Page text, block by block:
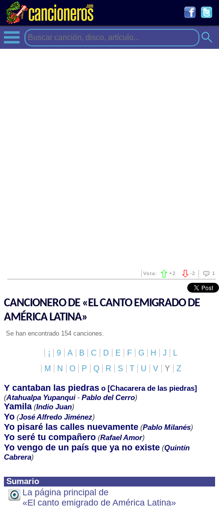
1
-2
Vota: +2
CANCIONERO DE «EL CANTO EMIGRADO DE
AMÉRICA LATINA»
Se han encontrado 154 canciones.
¡ 9 A B C D E F G H J
L
M
N O P Q R S T U V Y Z
Sumario
La página principal de
«El canto emigrado de América Latina»
Y cantaban las piedras o [Chacarera de las piedras]
(Atahualpa Yupanqui- Pablo del Cerro)
Yamila (Indio Juan)
Yo (José Alfredo Jiménez)
Yo pisaré las calles nuevamente (Pablo Milanés)
Yo seré tu compañero (Rafael Amor)
Yo vengo de un país que ya no existe (Quintín
Cabrera)